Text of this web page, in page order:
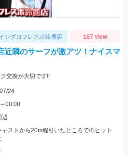
シグロフレスポ鈴鹿店 167 view
近隣のサーフが激アツ！ナイスマ
交換が大切です!!
24
00:00
辺
ャストから20m程引いたところでのヒット